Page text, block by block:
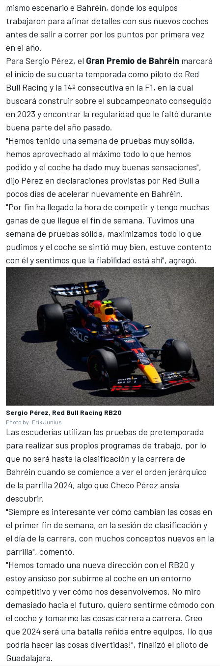
mismo escenario e Bahréin, donde los equipos
trabajaron para afinar detalles con sus nuevos coches
antes de salir a correr por los puntos por primera vez
en el año.
Para Sergio Pérez, el Gran Premio de Bahréin marcará
el inicio de su cuarta temporada como piloto de Red
Bull Racing y la 14º consecutiva en la F1, en la cual
buscará construir sobre el subcampeonato conseguido
en 2023 y encontrar la regularidad que le faltó durante
buena parte del año pasado.
"Hemos tenido una semana de pruebas muy sólida,
hemos aprovechado al máximo todo lo que hemos
podido y el coche ha dado muy buenas sensaciones",
dijo Pérez en declaraciones provistas por Red Bull a
pocos días de acelerar nuevamente en Bahréin.
"Por fin ha llegado la hora de competir y tengo muchas
ganas de que llegue el fin de semana. Tuvimos una
semana de pruebas sólida, maximizamos todo lo que
pudimos y el coche se sintió muy bien, estuve contento
con él y sentimos que la fiabilidad está ahí", agregó.
Sergio Pérez, Red Bull Racing RB20
Photo by: Erik Junius
Las escuderías utilizan las pruebas de pretemporada
para realizar sus propios programas de trabajo, por lo
que no será hasta la clasificación y la carrera de
Bahréin cuando se comience a ver el orden jerárquico
de la parrilla 2024, algo que Checo Pérez ansía
descubrir.
"Siempre es interesante ver cómo cambian las cosas en
el primer fin de semana, en la sesión de clasificación y
el día de la carrera, con muchos conceptos nuevos en la
parrilla", comentó.
"Hemos tomado una nueva dirección con el RB20 y
estoy ansioso por subirme al coche en un entorno
competitivo y ver cómo nos desenvolvemos. No miro
demasiado hacia el futuro, quiero sentirme cómodo con
el coche y tomarme las cosas carrera a carrera. Creo
que 2024 será una batalla reñida entre equipos, ¡lo que
podría hacer las cosas divertidas!", finalizó el piloto de
Guadalajara.